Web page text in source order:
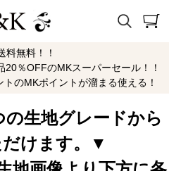
無料！！
％OFFのMKスーパーセール！！
のMKポイントが溜まる使える！
12
の生地グレードから
けます。▼